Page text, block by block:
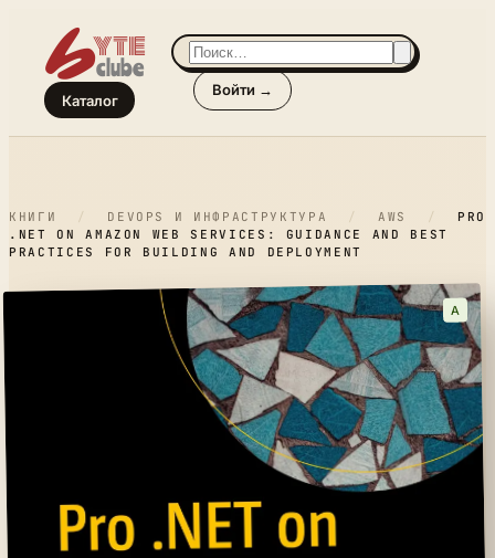
Каталог
Войти →
КНИГИ / DEVOPS И ИНФРАСТРУКТУРА / AWS /
PRO
.NET ON AMAZON WEB SERVICES: GUIDANCE AND BEST
PRACTICES FOR BUILDING AND DEPLOYMENT
A